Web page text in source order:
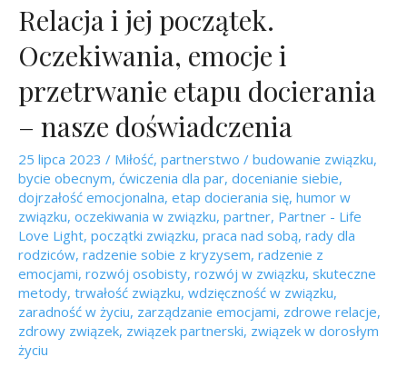
Relacja i jej początek.
Oczekiwania, emocje i
przetrwanie etapu docierania
– nasze doświadczenia
25 lipca 2023 / Miłość, partnerstwo / budowanie związku,
bycie obecnym, ćwiczenia dla par, docenianie siebie,
dojrzałość emocjonalna, etap docierania się, humor w
związku, oczekiwania w związku, partner, Partner - Life
Love Light, początki związku, praca nad sobą, rady dla
rodziców, radzenie sobie z kryzysem, radzenie z
emocjami, rozwój osobisty, rozwój w związku, skuteczne
metody, trwałość związku, wdzięczność w związku,
zaradność w życiu, zarządzanie emocjami, zdrowe relacje,
zdrowy związek, związek partnerski, związek w dorosłym
życiu